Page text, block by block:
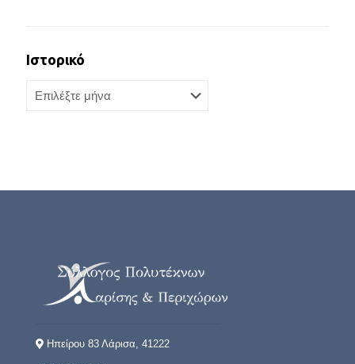
Ιστορικό
Ηπείρου 83 Λάρισα, 41222